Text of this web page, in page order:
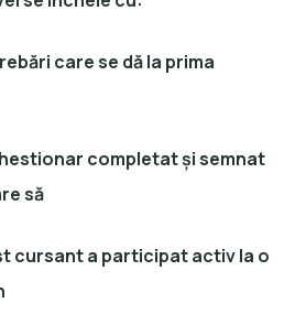
care se dă la prima
completat și semnat
să
cursant a participat activ la o